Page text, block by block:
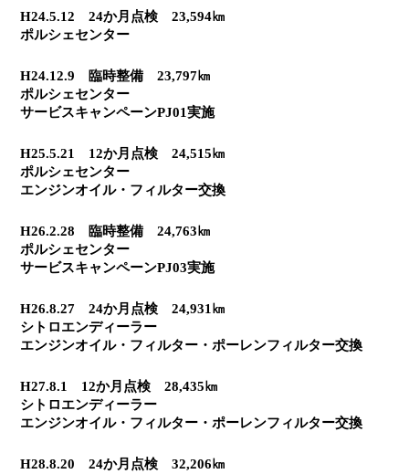
H24.5.12　24か月点検　23,594㎞
ポルシェセンター
H24.12.9　臨時整備　23,797㎞
ポルシェセンター
サービスキャンペーンPJ01実施
H25.5.21　12か月点検　24,515㎞
ポルシェセンター
エンジンオイル・フィルター交換
H26.2.28　臨時整備　24,763㎞
ポルシェセンター
サービスキャンペーンPJ03実施
H26.8.27　24か月点検　24,931㎞
シトロエンディーラー
エンジンオイル・フィルター・ポーレンフィルター交換
H27.8.1　12か月点検　28,435㎞
シトロエンディーラー
エンジンオイル・フィルター・ポーレンフィルター交換
H28.8.20　24か月点検　32,206㎞